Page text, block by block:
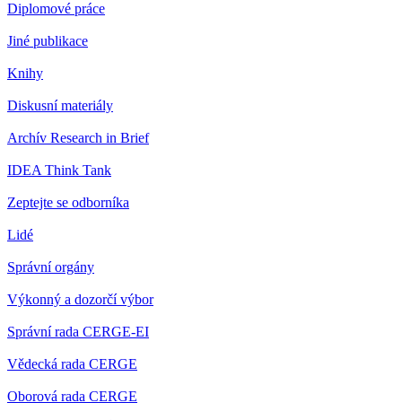
Diplomové práce
Jiné publikace
Knihy
Diskusní materiály
Archív Research in Brief
IDEA Think Tank
Zeptejte se odborníka
Lidé
Správní orgány
Výkonný a dozorčí výbor
Správní rada CERGE-EI
Vědecká rada CERGE
Oborová rada CERGE